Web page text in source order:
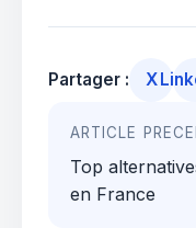
Partager : X
de
l’article
ARTICLE
Top
en France